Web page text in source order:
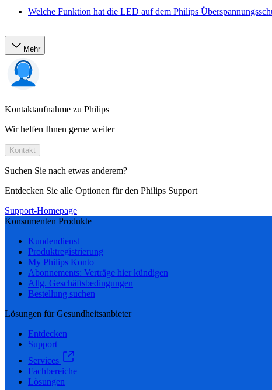
Welche Funktion hat die LED auf dem Philips
Mehr
Kontaktaufnahme zu Philips
Wir helfen Ihnen gerne weiter
Kontakt
Suchen Sie nach etwas anderem?
Entdecken Sie alle Optionen für den Philips Support
Support-Homepage
Konsumenten Produkte
Kundendienst
Produktregistrierung
My Philips Konto
Abonnements: Verträge hier kündigen
Allg. Geschäftsbedingungen
Bestellung suchen
Lösungen für Gesundheitsanbieter
Entdecken
Support
Services
Fachbereiche
Lösungen